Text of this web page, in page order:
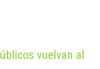
vuelvan al